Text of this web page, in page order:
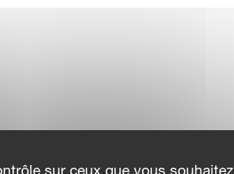
sur ceux que vous souhaitez